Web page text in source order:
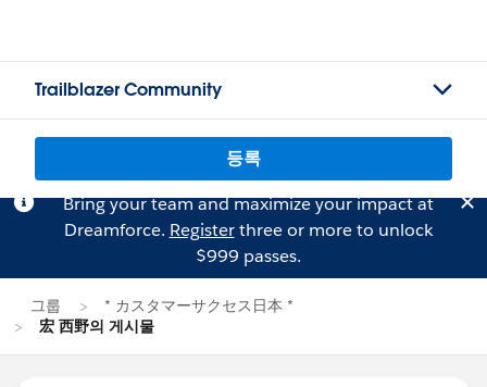
Trailblazer Community
등록
Bring your team and maximize your impact at
Dreamforce. Registerthree or more to unlock
$999 passes.
그룹
* カスタマーサクセス日本 *
宏 西野의 게시물